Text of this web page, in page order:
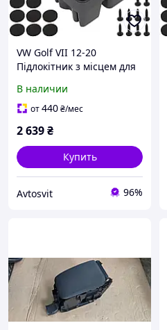
VW Golf VII 12-20
Підлокітник з місцем для
ШКІРА + монтажний
комплект
В наличии
от440₴/мес
2 639₴
Купить
Avtosvit 96%